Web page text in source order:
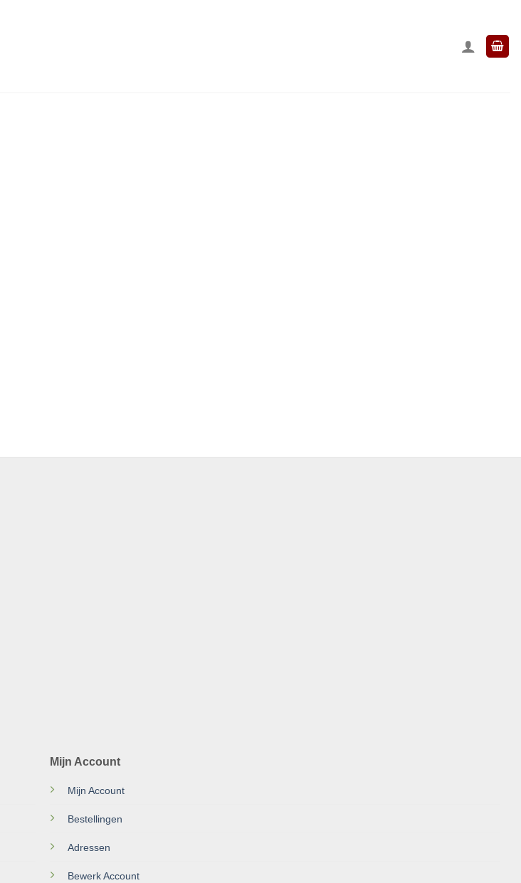
Mijn Account
Mijn Account
Bestellingen
Adressen
Bewerk Account